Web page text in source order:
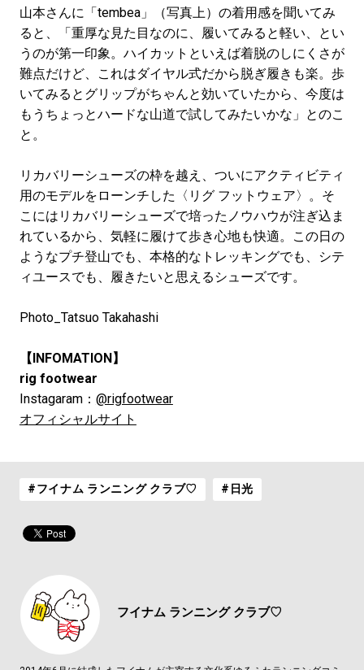
山本さんに「tembea」（写真上）の着用感を聞いてみ
ると、「重厚な見た目なのに、履いてみると軽い、とい
うのが第一印象。ハイカットといえば着脱のしにくさが
難点だけど、これはダイヤル式だから脱ぎ履きも楽。歩
いてみるとグリップがちゃんと効いていたから、今度は
もうちょっとハードな山道で試してみたいかな」とのこ
と。
リカバリーシューズの枠を越え、ついにアクティビティ
用のモデルをローンチした〈リグ フットウェア〉。そ
こにはリカバリーシューズで培ったノウハウが注ぎ込ま
れているから、気軽に履けて歩き心地も快適。この日の
ようなプチ登山でも、本格的なトレッキングでも、シテ
ィユースでも、履きたいと思えるシューズです。
Photo_Tatsuo Takahashi
【INFOMATION】
rig footwear
Instagaram： @rigfootwear
オフィシャルサイト
#フイナム ランニング クラブ♡ #日光
フイナム ランニング クラブ♡